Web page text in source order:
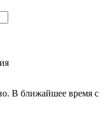
В ближайшее время с